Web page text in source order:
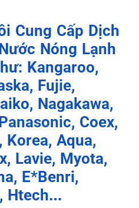
Cung Cấp Dịch
Nóng Lạnh
Kangaroo,
Fujie,
Nagakawa,
Coex,
Korea, Aqua,
Lavie, Myota,
E*Benri,
Htech…